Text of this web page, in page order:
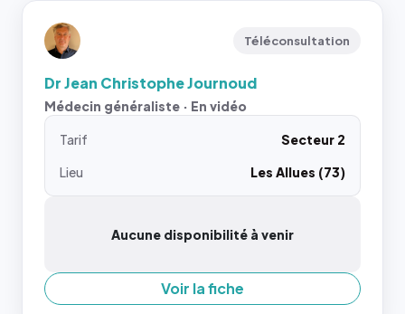
Téléconsultation
Dr Jean Christophe Journoud
Médecin généraliste · En vidéo
Tarif
Secteur 2
Lieu
Les Allues (73)
Aucune disponibilité à venir
Voir la fiche